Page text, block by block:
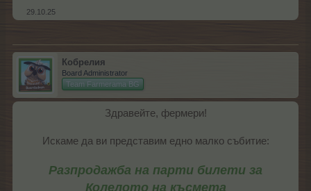
29.10.25
Кобрелия
Board Administrator
Team Farmerama BG
Здравейте, фермери!
Искаме да ви представим едно малко събитие:
Разпродажба на парти билети за
Колелото на късмета